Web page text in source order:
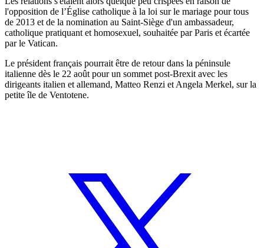
l'opposition de l’Église catholique à la loi sur le mariage pour tous
de 2013 et de la nomination au Saint-Siège d'un ambassadeur,
catholique pratiquant et homosexuel, souhaitée par Paris et écartée
par le Vatican.
Le président français pourrait être de retour dans la péninsule
italienne dès le 22 août pour un sommet post-Brexit avec les
dirigeants italien et allemand, Matteo Renzi et Angela Merkel, sur la
petite île de Ventotene.